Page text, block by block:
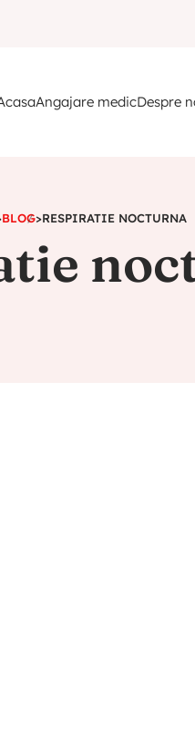
Angajare medicDespre
BLOG>RESPIRATIE NOCTURNA